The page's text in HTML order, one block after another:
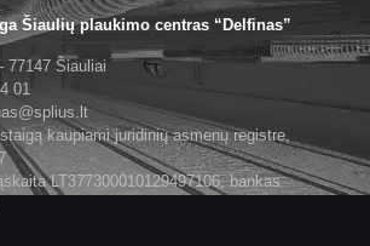
Šiaulių plaukimo centras “Delfinas”
77147 Šiauliai
01
kaupiami juridinių asmenų registre,
LT377300010129497106, bankas